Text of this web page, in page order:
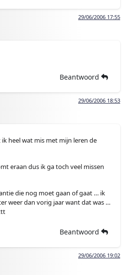
29/06/2006 17:55
Beantwoord
29/06/2006 18:53
heel wat mis met mijn leren de
eraan dus ik ga toch veel missen
die nog moet gaan of gaat … ik
weer dan vorig jaar want dat was …
Beantwoord
29/06/2006 19:02